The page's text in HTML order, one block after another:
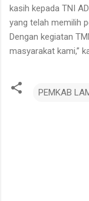
kasih kepada TNI
yang telah memilih
Dengan kegiatan
masyarakat kami,”
PEMKAB